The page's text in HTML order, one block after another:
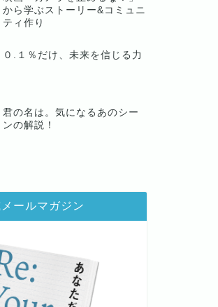
から学ぶストーリー&コミュニ
ティ作り
０.１％だけ、未来を信じる力
君の名は。気になるあのシー
ンの解説！
ールマガジン